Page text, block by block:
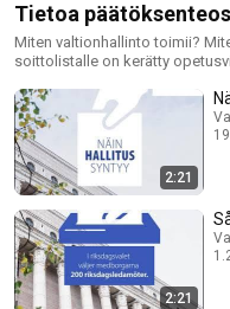
Tietoa
Miten valtionhallinto toimii?
soittolistalle on kerätty
2:21
2:21